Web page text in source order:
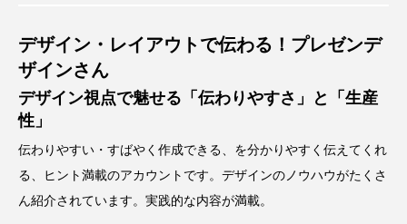
デザイン・レイアウトで伝わる！プレゼンデ
ザインさん
デザイン視点で魅せる「伝わりやすさ」と「生産
性」
伝わりやすい・すばやく作成できる、を分かりやすく伝えてくれ
る、ヒント満載のアカウントです。デザインのノウハウがたくさ
ん紹介されています。実践的な内容が満載。